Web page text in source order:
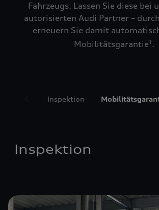
Fahrzeugs. Lassen Sie diese bei
autorisierten Audi Partner –
erneuern Sie damit
Mobilitätsgarantie1 .
Inspektion
Inspektion